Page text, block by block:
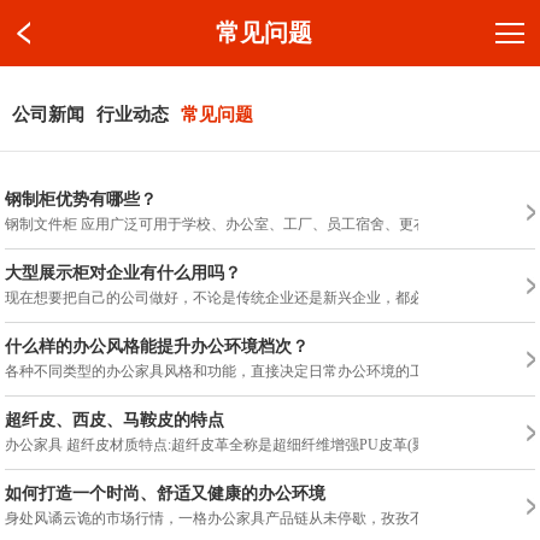
常见问题
公司新闻 行业动态 常见问题
钢制柜优势有哪些？
钢制文件柜 应用广泛可用于学校、办公室、工厂、员工宿舍、更衣室、储藏室、
大型展示柜对企业有什么用吗？
现在想要把自己的公司做好，不论是传统企业还是新兴企业，都必须要关注到一
什么样的办公风格能提升办公环境档次？
各种不同类型的办公家具风格和功能，直接决定日常办公环境的工作体验，当然
超纤皮、西皮、马鞍皮的特点
办公家具 超纤皮材质特点:超纤皮革全称是超细纤维增强PU皮革(聚氨酯) 1、耐折
如何打造一个时尚、舒适又健康的办公环境
身处风谲云诡的市场行情，一格办公家具产品链从未停歇，孜孜不倦的研发了前